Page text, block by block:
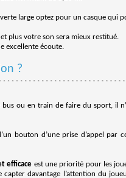
large optez pour un casque qui
plus votre son sera mieux restitué.
excellente écoute.
?
bus ou en train de faire du sport, il
bouton d’une prise d’appel
efficace est une priorité pour les
davantage l’attention du